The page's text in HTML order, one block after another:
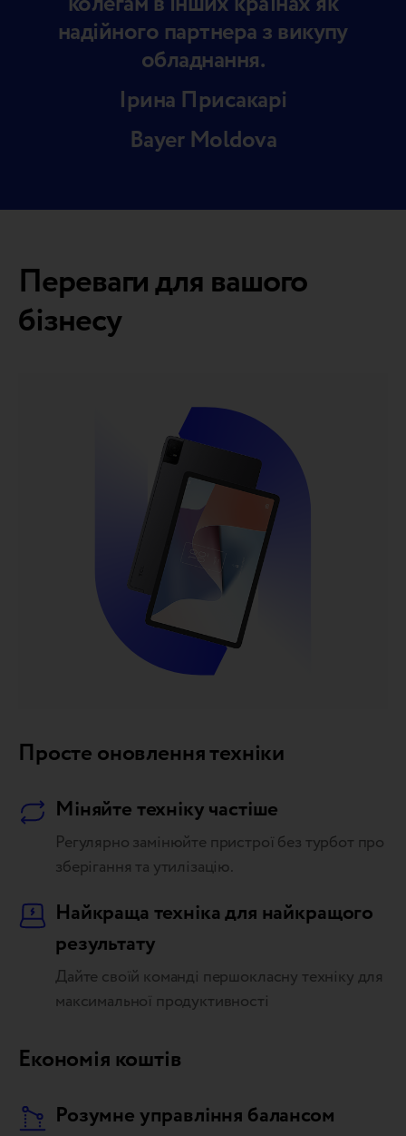
надійного партнера з викупу
обладнання.
Ірина Присакарі
Bayer Moldova
Переваги для вашого
бізнесу
Просте оновлення техніки
Міняйте техніку частіше
Регулярно замінюйте пристрої без турбот про
зберігання та утилізацію.
Найкраща техніка для найкращого
результату
Дайте своїй команді першокласну техніку для
максимальної продуктивності
Економія коштів
Розумне управління балансом